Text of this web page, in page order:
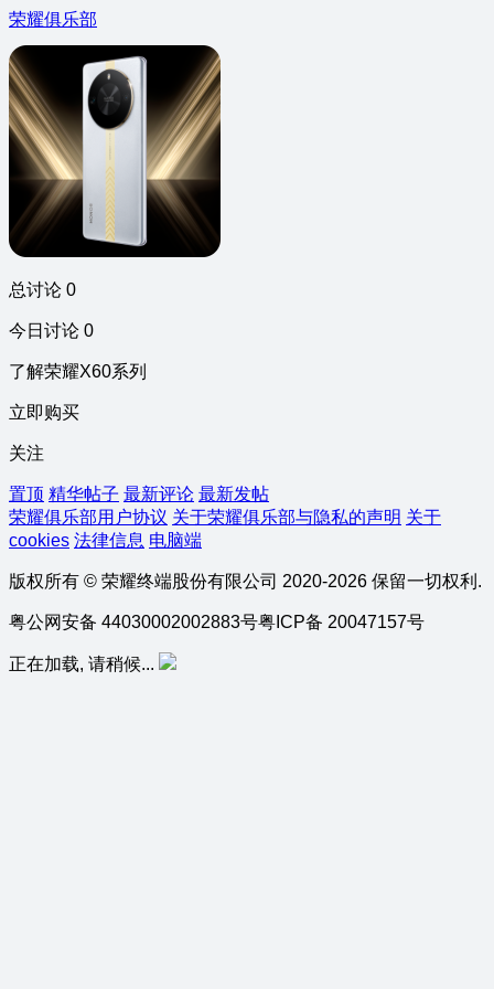
荣耀俱乐部
总讨论 0
今日讨论 0
了解荣耀X60系列
立即购买
关注
置顶 精华帖子 最新评论 最新发帖
荣耀俱乐部用户协议 关于荣耀俱乐部与隐私的声明 关于
cookies 法律信息 电脑端
版权所有 © 荣耀终端股份有限公司 2020-2026 保留一切权利.
粤公网安备 44030002002883号粤ICP备 20047157号
正在加载, 请稍候...